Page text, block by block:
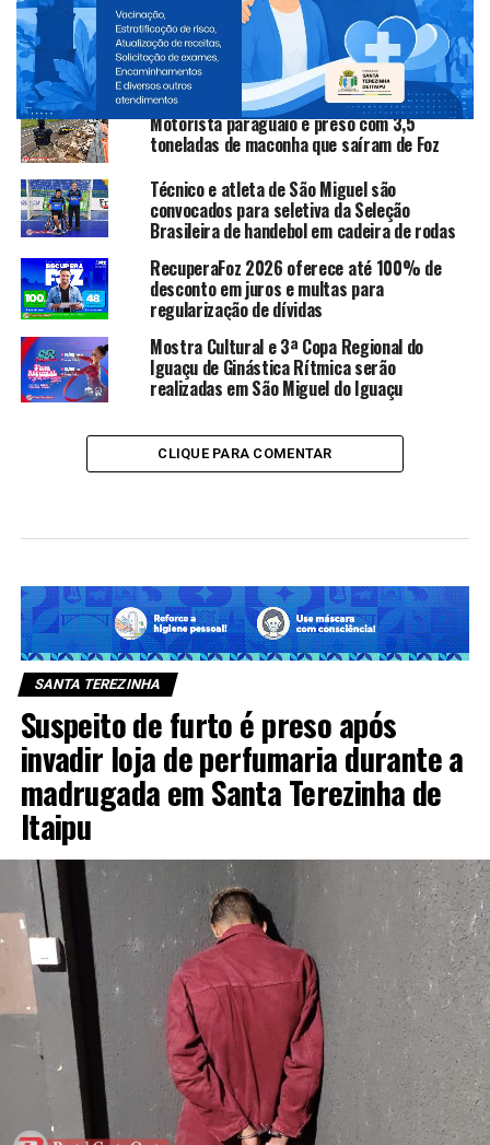
Suspeito de assaltar van morre após
confronto com equipe do CHOQUE
Motorista paraguaio é preso com 3,5
toneladas de maconha que saíram de Foz
Técnico e atleta de São Miguel são
convocados para seletiva da Seleção
Brasileira de handebol em cadeira de rodas
RecuperaFoz 2026 oferece até 100% de
desconto em juros e multas para
regularização de dívidas
Mostra Cultural e 3ª Copa Regional do
Iguaçu de Ginástica Rítmica serão
realizadas em São Miguel do Iguaçu
CLIQUE PARA COMENTAR
SANTA TEREZINHA
Suspeito de furto é preso após
invadir loja de perfumaria durante a
madrugada em Santa Terezinha de
Itaipu